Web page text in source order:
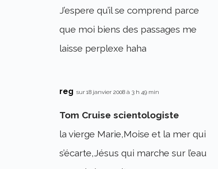
J’espere qu’il se comprend parce
que moi biens des passages me
laisse perplexe haha
reg sur 18 janvier 2008 à 3 h 49 min
Tom Cruise scientologiste
la vierge Marie,Moise et la mer qui
s’écarte,Jésus qui marche sur l’eau